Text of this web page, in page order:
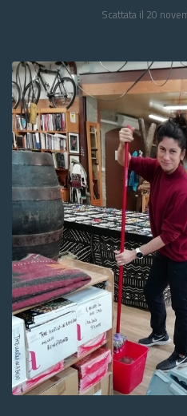
Scattata il 20